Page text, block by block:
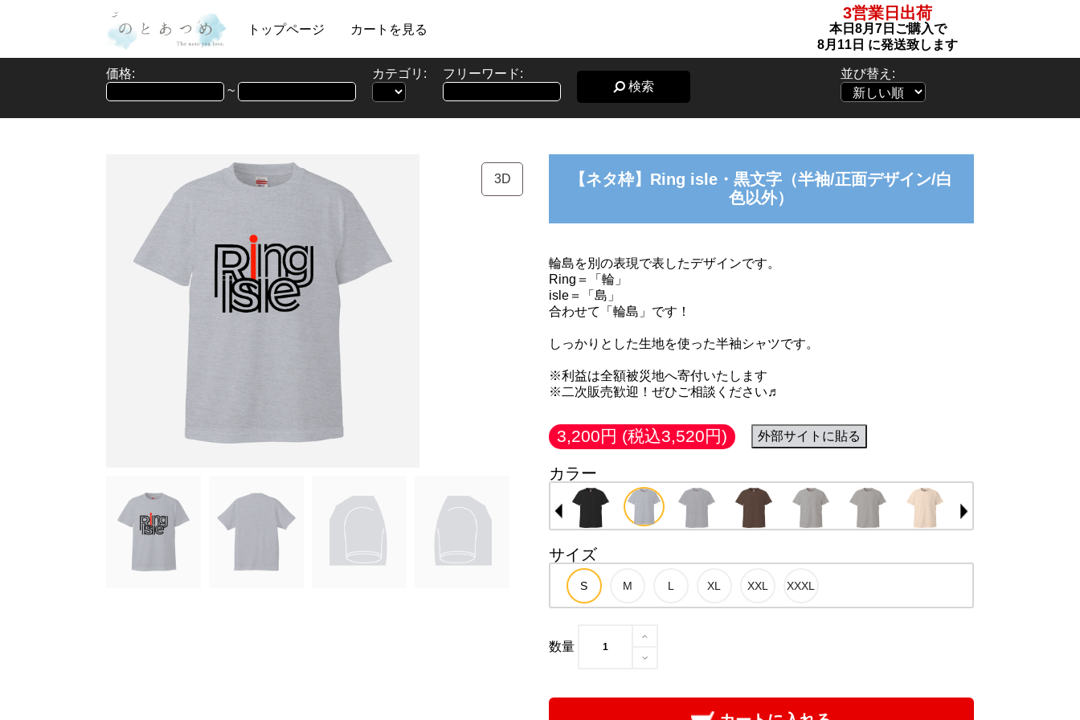
トップページ カートを見る
3営業日出荷
本日 8月7日 ご購入で
8月11日 に発送致します
価格:
~
カテゴリ:
フリーワード:
検索
並び替え:
3D
【ネタ枠】Ring isle・黒文字（半袖/正面デザイン/白
色以外）
輪島を別の表現で表したデザインです。
Ring＝「輪」
isle＝「島」
合わせて「輪島」です！
しっかりとした生地を使った半袖シャツです。
※利益は全額被災地へ寄付いたします
※二次販売歓迎！ぜひご相談ください♬
3,200円 (税込3,520円) 外部サイトに貼る
カラー
サイズ
数量